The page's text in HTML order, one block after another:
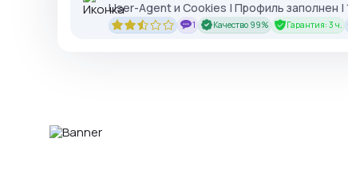
User-Agent и Cookies | Профиль заполнен |
1 Качество 99% Гарантия: 3 ч.